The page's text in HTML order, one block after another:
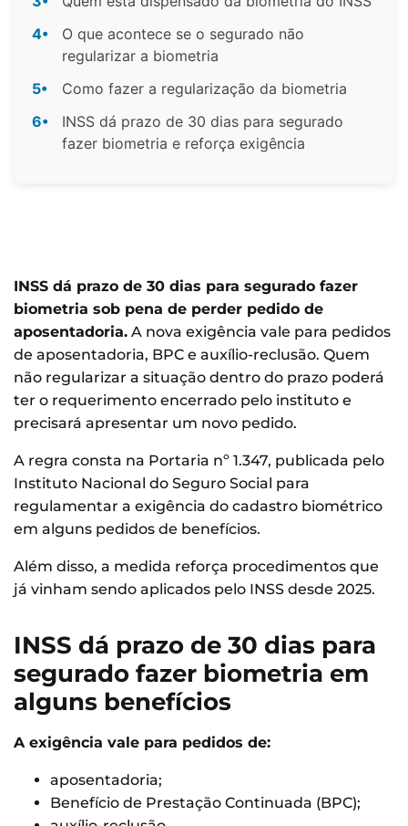
4•
O que acontece se o segurado não
regularizar a biometria
5•
Como fazer a regularização da biometria
6•
INSS dá prazo de 30 dias para segurado
fazer biometria e reforça exigência
INSS dá prazo de 30 dias para segurado fazer
biometria sob pena de perder pedido de
aposentadoria. A nova exigência vale para pedidos
de aposentadoria, BPC e auxílio-reclusão. Quem
não regularizar a situação dentro do prazo poderá
ter o requerimento encerrado pelo instituto e
precisará apresentar um novo pedido.
A regra consta na Portaria nº 1.347, publicada pelo
Instituto Nacional do Seguro Social para
regulamentar a exigência do cadastro biométrico
em alguns pedidos de benefícios.
Além disso, a medida reforça procedimentos que
já vinham sendo aplicados pelo INSS desde 2025.
INSS dá prazo de 30 dias para
segurado fazer biometria em
alguns benefícios
A exigência vale para pedidos de:
aposentadoria;
Benefício de Prestação Continuada (BPC);